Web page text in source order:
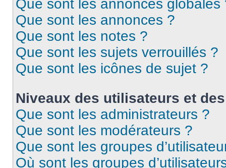
Que sont les annonces globales
Que sont les annonces ?
Que sont les notes ?
Que sont les sujets verrouillés ?
Que sont les icônes de sujet ?
Niveaux des utilisateurs et
Que sont les administrateurs ?
Que sont les modérateurs ?
Que sont les groupes
Où sont les groupes